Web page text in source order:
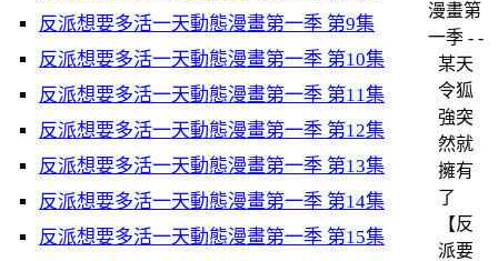
反派想要多活一天動態漫畫第一季 第9集
反派想要多活一天動態漫畫第一季 第10集
反派想要多活一天動態漫畫第一季 第11集
反派想要多活一天動態漫畫第一季 第12集
反派想要多活一天動態漫畫第一季 第13集
反派想要多活一天動態漫畫第一季 第14集
反派想要多活一天動態漫畫第一季 第15集
漫畫第
一季 - -
某天
令狐
強突
然就
擁有
了
【反
派要